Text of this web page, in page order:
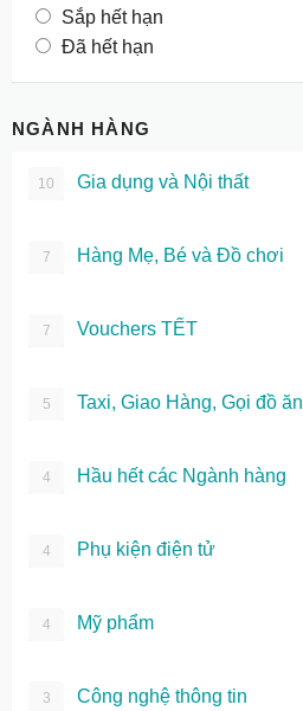
Sắp hết hạn
Đã hết hạn
NGÀNH HÀNG
10 Gia dụng và Nội thất
7 Hàng Mẹ, Bé và Đồ chơi
7 Vouchers TẾT
5 Taxi, Giao Hàng, Gọi đồ ăn
4 Hầu hết các Ngành hàng
4 Phụ kiện điện tử
4 Mỹ phẩm
3 Công nghệ thông tin